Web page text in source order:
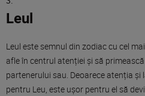
Leul
Leul este semnul din zodiac cu cel
afle în centrul atenției și să
partenerului sau. Deoarece atenția
pentru Leu, este ușor pentru el să